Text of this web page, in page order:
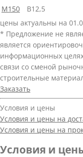
М150 В12,5
цены актуальны на
* Предложение не
является
информационных
связи со сменой
строительные
Заказать
Условия и цены
Условия и цены на
Условия и цены на
Условия и